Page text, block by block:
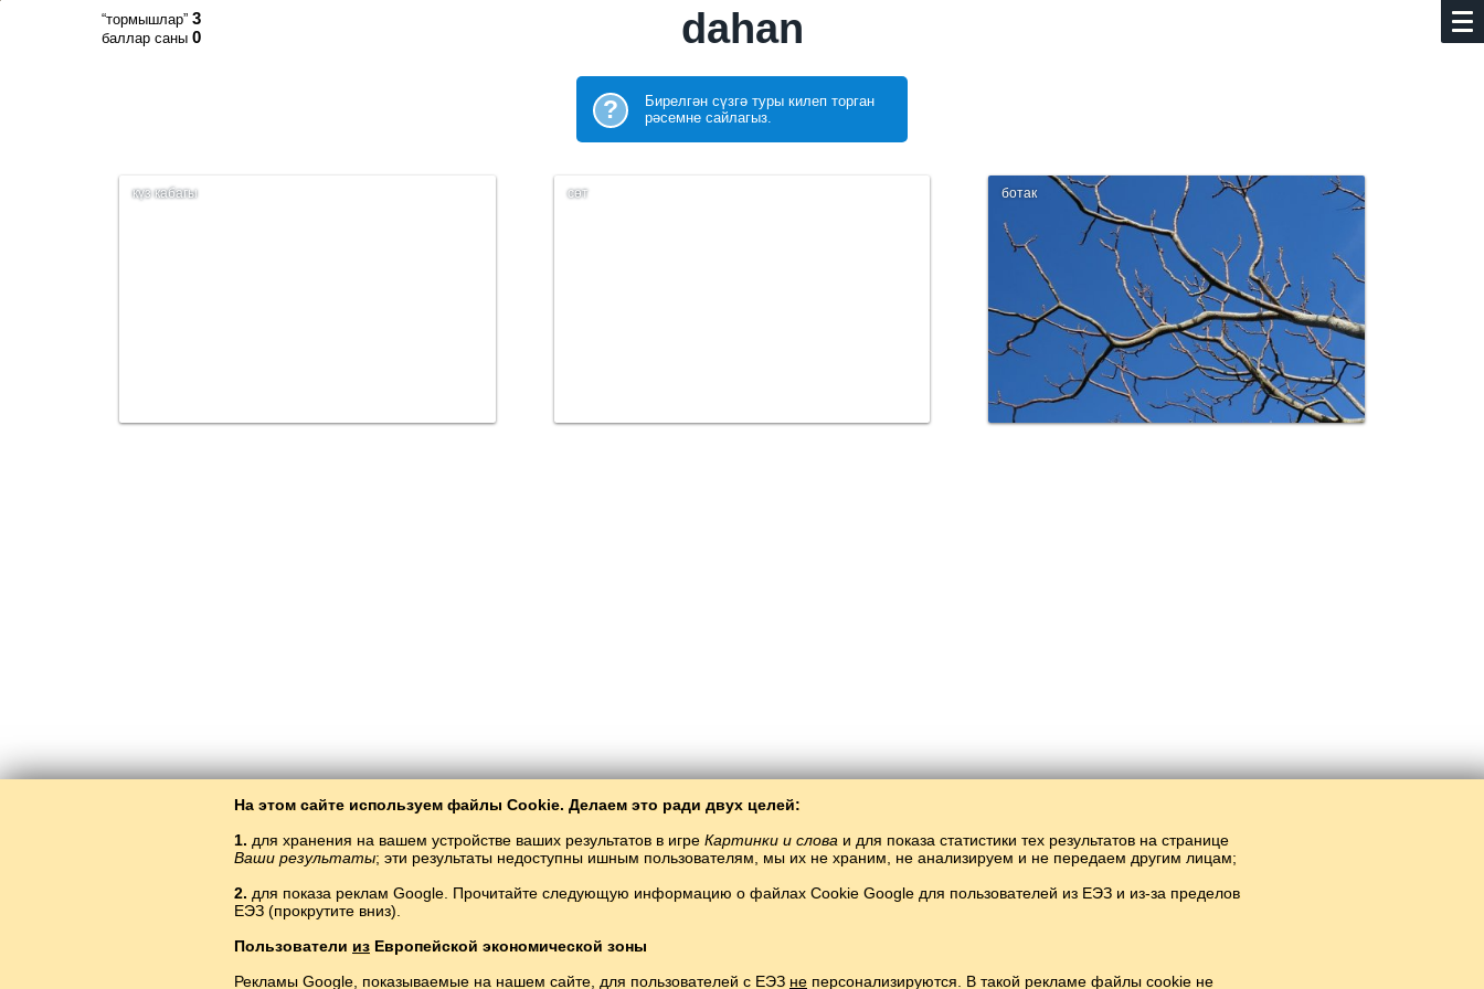
На этом сайте используем файлы Cookie. Делаем это ради двух целей:
1. для хранения на вашем устройстве ваших результатов в игре Картинки и слова и для показа статистики тех результатов на странице
Ваши результаты; эти результаты недоступны ишным пользователям, мы их не храним, не анализируем и не передаем другим лицам;
2. для показа реклам Google. Прочитайте следующую информацию о файлах Cookie Google для пользователей из ЕЭЗ и из-за пределов
ЕЭЗ (прокрутите вниз).
Пользователи из Европейской экономической зоны
Рекламы Google, показываемые на нашем сайте, для пользователей с ЕЭЗ не персонализируются. В такой рекламе файлы cookie не
“тормышлар” 3
баллар саны 0 dahan
?
Бирелгән сүзгә туры килеп торган
рәсемне сайлагыз.
күз кабагы сөт ботак
Балто­Слав/ Рәсемнәр һәм сүзләр/ индонезия теле рәсемнәрдә